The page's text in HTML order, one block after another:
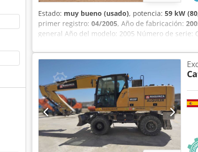
Estado: muy bueno (usado), potencia: 59 kW
primer registro: 04/2005, Año de fabricación:
general Año del modelo: 2005 Número de serie:
Información técnica Número de cilindros: 4
7.500 kg Funcionalidad Anchura de trabajo: 150
bueno Daños: Ninguno Información financiera
con Ernst van Hek para obtener más